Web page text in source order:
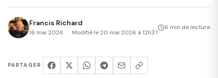
Francis Richard
16 mai 2026 Modifié le 20 mai 2026 à 12h37
6 min de lecture
PARTAGER